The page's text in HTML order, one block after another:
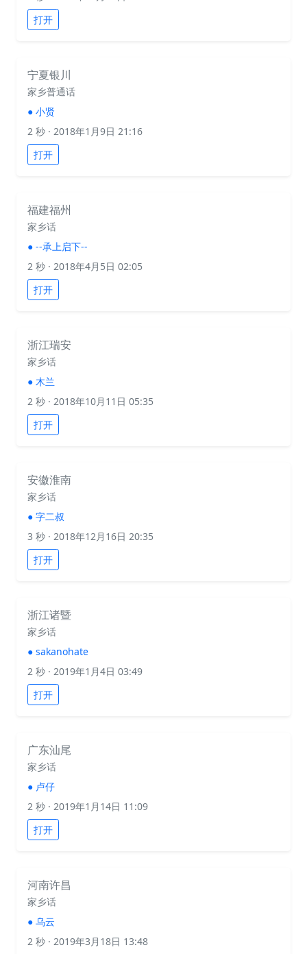
打开
宁夏银川
家乡普通话
● 小贤
2 秒 · 2018年1月9日 21:16
打开
福建福州
家乡话
● --承上启下--
2 秒 · 2018年4月5日 02:05
打开
浙江瑞安
家乡话
● 木兰
2 秒 · 2018年10月11日 05:35
打开
安徽淮南
家乡话
● 字二叔
3 秒 · 2018年12月16日 20:35
打开
浙江诸暨
家乡话
● sakanohate
2 秒 · 2019年1月4日 03:49
打开
广东汕尾
家乡话
● 卢仔
2 秒 · 2019年1月14日 11:09
打开
河南许昌
家乡话
● 乌云
2 秒 · 2019年3月18日 13:48